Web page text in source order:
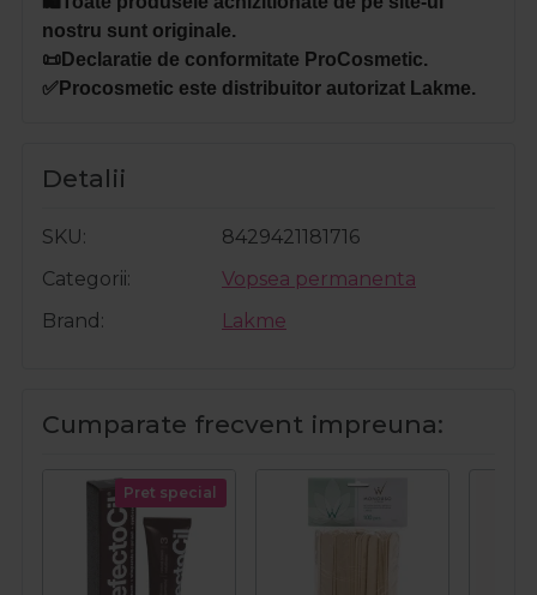
nostru sunt originale.
📜Declaratie de conformitate ProCosmetic.
✅Procosmetic este distribuitor autorizat Lakme.
Detalii
SKU
8429421181716
Categorii
Vopsea permanenta
Brand
Lakme
Cumparate frecvent impreuna:
Pret special